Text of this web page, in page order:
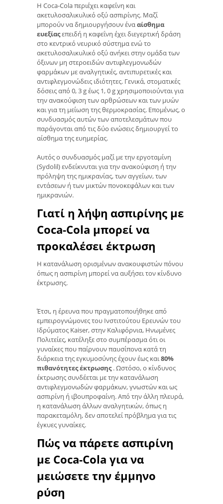
Η Coca-Cola περιέχει καφεΐνη και
ακετυλοσαλικυλικό οξύ ασπιρίνης. Μαζί
μπορούν να δημιουργήσουν ένααίσθημα
ευεξίαςεπειδή η καφεΐνη έχει διεγερτική δράση
στο κεντρικό νευρικό σύστημα ενώ το
ακετυλοσαλικυλικό οξύ ανήκει στην ομάδα των
όξινων μη στεροειδών αντιφλεγμονωδών
φαρμάκων με αναλγητικές, αντιπυρετικές και
αντιφλεγμονώδεις ιδιότητες. Γενικά, στοματικές
δόσεις από 0, 3 g έως 1, 0 g χρησιμοποιούνται για
την ανακούφιση των αρθρώσεων και των μυών
και για τη μείωση της θερμοκρασίας. Επομένως, ο
συνδυασμός αυτών των αποτελεσμάτων που
παράγονται από τις δύο ενώσεις δημιουργεί το
αίσθημα της ευημερίας.
Αυτός ο συνδυασμός μαζί με την εργοταμίνη
(Sydolil) ενδείκνυται για την ανακούφιση ή την
πρόληψη της ημικρανίας, των αγγείων, των
εντάσεων ή των μικτών πονοκεφάλων και των
ημικρανιών.
Γιατί η λήψη ασπιρίνης με
Coca-Cola μπορεί να
προκαλέσει έκτρωση
Η κατανάλωση ορισμένων ανακουφιστών πόνου
όπως η ασπιρίνη μπορεί να αυξήσει τον κίνδυνο
έκτρωσης.
Έτσι, η έρευνα που πραγματοποιήθηκε από
εμπειρογνώμονες του Ινστιτούτου Ερευνών του
Ιδρύματος Kaiser, στην Καλιφόρνια, Ηνωμένες
Πολιτείες, κατέληξε στο συμπέρασμα ότι οι
γυναίκες που παίρνουν παυσίπονα κατά τη
διάρκεια της εγκυμοσύνης έχουν έως και80%
πιθανότητες έκτρωσης. Ωστόσο, ο κίνδυνος
έκτρωσης συνδέεται με την κατανάλωση
αντιφλεγμονωδών φαρμάκων, γνωστών και ως
ασπιρίνη ή ιβουπροφαίνη. Από την άλλη πλευρά,
η κατανάλωση άλλων αναλγητικών, όπως η
παρακεταμόλη, δεν αποτελεί πρόβλημα για τις
έγκυες γυναίκες.
Πώς να πάρετε ασπιρίνη
με Coca-Cola για να
μειώσετε την έμμηνο
ρύση